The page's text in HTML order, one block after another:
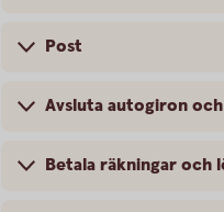
Post
Avsluta autogiron
Betala räkningar och